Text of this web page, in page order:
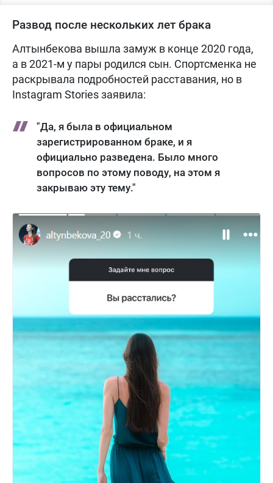
Развод после нескольких лет брака
Алтынбекова вышла замуж в конце 2020 года,
а в 2021-м у пары родился сын. Спортсменка не
раскрывала подробностей расставания, но в
Instagram Stories заявила:
"Да, я была в официальном
зарегистрированном браке, и я
официально разведена. Было много
вопросов по этому поводу, на этом я
закрываю эту тему."